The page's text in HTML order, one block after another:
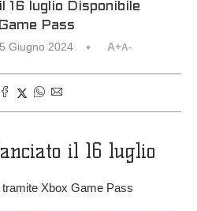
16 luglio Disponibile
Pass
5 Giugno 2024 A+A-
il 16 luglio
Xbox Game Pass